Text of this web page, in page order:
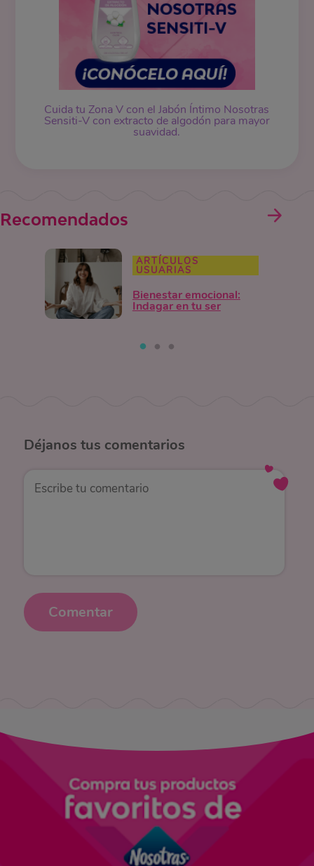
Cuida tu Zona V con el Jabón Íntimo Nosotras
Sensiti-V con extracto de algodón para mayor
suavidad.
Recomendados
ARTÍCULOS
USUARIAS
Bienestar emocional:
Indagar en tu ser
Déjanos tus comentarios
Comentar